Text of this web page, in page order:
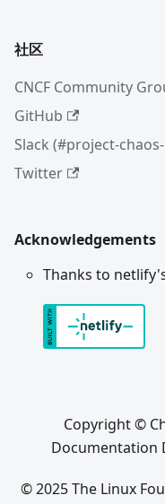
社区
CNCF Community
GitHub
Slack (#project-
Twitter
Acknowledgements
Thanks to
Copyright ©
Documentation
© 2025 The Linux